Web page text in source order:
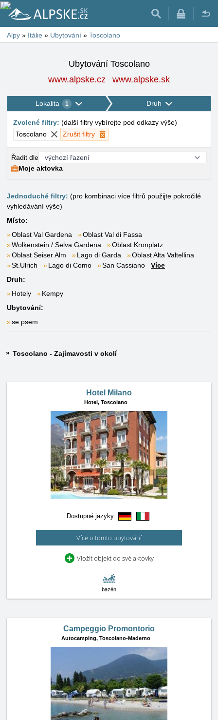
Alpy » Itálie » Ubytování » Toscolano
Ubytování Toscolano
www.alpske.cz
www.alpske.sk
Lokalita 1 Druh
Zvolené filtry: (další filtry vybírejte pod odkazy výše)
Toscolano
Zrušit filtry
Řadit dle
Moje aktovka
Jednoduché filtry: (pro kombinaci více filtrů použijte pokročilé
vyhledávání výše)
Místo:
Oblast Val Gardena
Oblast Val di Fassa
Wolkenstein / Selva Gardena
Oblast Kronplatz
Oblast Seiser Alm
Lago di Garda
Oblast Alta Valtellina
St.Ulrich
Lago di Como San Cassiano
Více
Druh:
Hotely
Kempy
Ubytování:
se psem
Toscolano - Zajímavosti v okolí
Hotel Milano
Hotel, Toscolano
Dostupné jazyky:
Více o tomto ubytování
Vložit objekt do své aktovky
bazén
Campeggio Promontorio
Autocamping, Toscolano-Maderno